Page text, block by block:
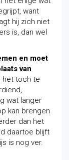
want
hij zich niet
is, dan wel
en moet
van
het toch te
wat langer
kan brengen
dan het
daartoe blijft
is nog ver.